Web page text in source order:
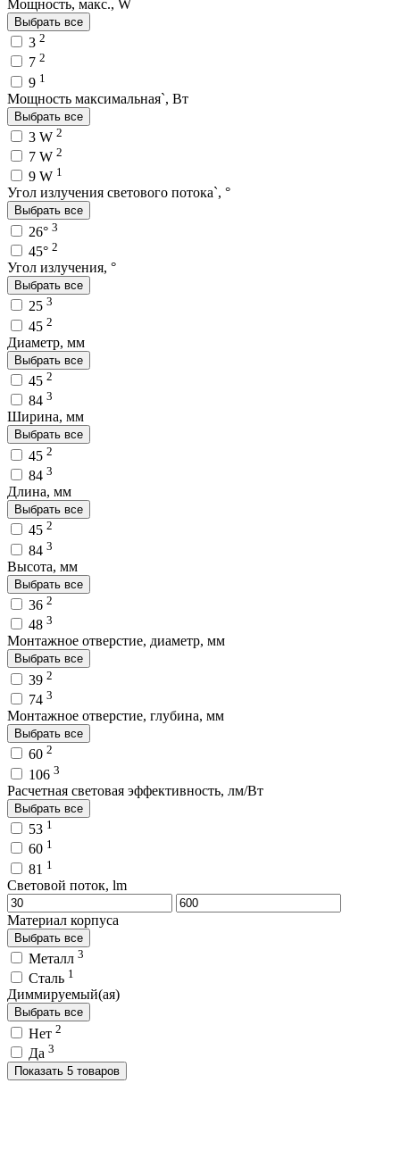
Мощность, макс., W
Выбрать все
3 2
7 2
9 1
Мощность максимальная`, Вт
Выбрать все
3 W 2
7 W 2
9 W 1
Угол излучения светового потока`, °
Выбрать все
26° 3
45° 2
Угол излучения, °
Выбрать все
25 3
45 2
Диаметр, мм
Выбрать все
45 2
84 3
Ширина, мм
Выбрать все
45 2
84 3
Длина, мм
Выбрать все
45 2
84 3
Высота, мм
Выбрать все
36 2
48 3
Монтажное отверстие, диаметр, мм
Выбрать все
39 2
74 3
Монтажное отверстие, глубина, мм
Выбрать все
60 2
106 3
Расчетная световая эффективность, лм/Вт
Выбрать все
53 1
60 1
81 1
Световой поток, lm
Материал корпуса
Выбрать все
Металл 3
Сталь 1
Диммируемый(ая)
Выбрать все
Нет 2
Да 3
Показать 5 товаров